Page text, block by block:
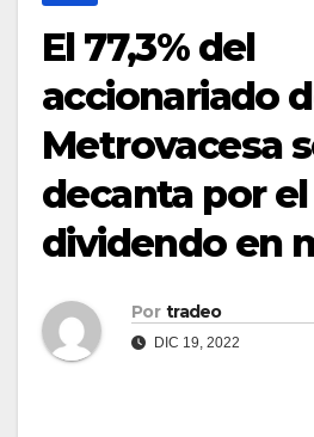
El 77,3% del
accionariado
Metrovacesa
decanta por el
dividendo en
Por tradeo
DIC 19, 2022